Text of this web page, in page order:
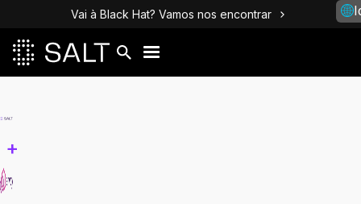
Vai à Black Hat? Vamos nos encontrar
+